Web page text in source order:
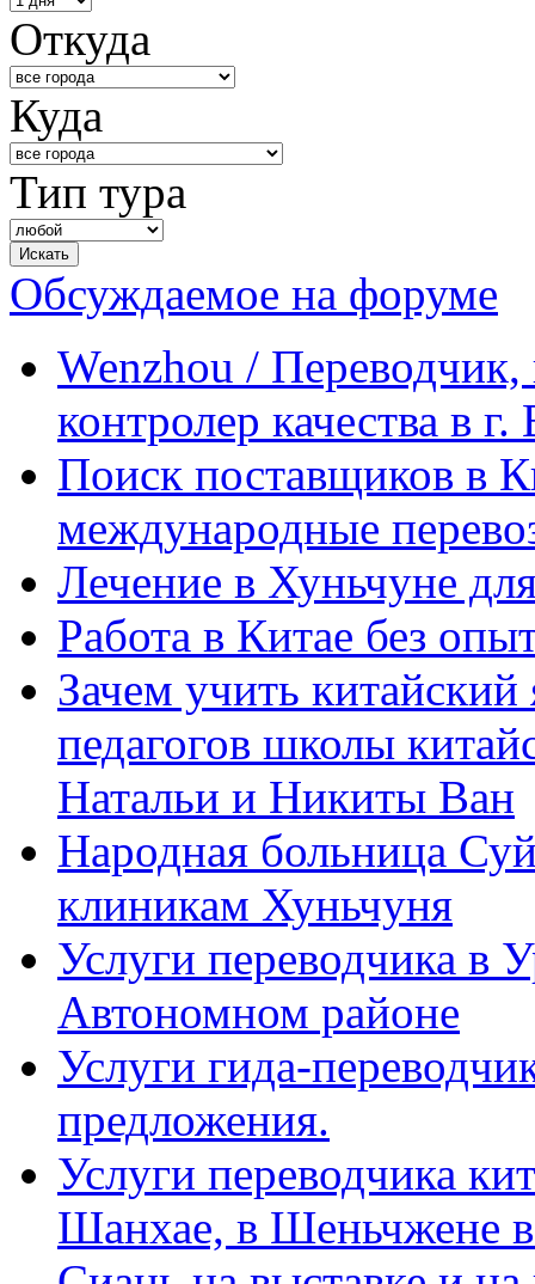
Откуда
Куда
Тип тура
Обсуждаемое на форуме
Wenzhou / Переводчик,
контролер качества в
Поиск поставщиков в
международные
Лечение в Хуньчуне
Работа в Китае без
Зачем учить
педагогов школы
Натальи и Никиты Ван
Народная больница
клиникам Хуньчуня
Услуги переводчика в
Автономном районе
Услуги гида-
предложения.
Услуги переводчика
Шанхае, в Шеньчжене